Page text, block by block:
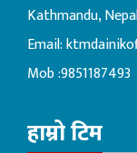
Kathmandu,
Email:
Mob :9851187493
हाम्रो टिम